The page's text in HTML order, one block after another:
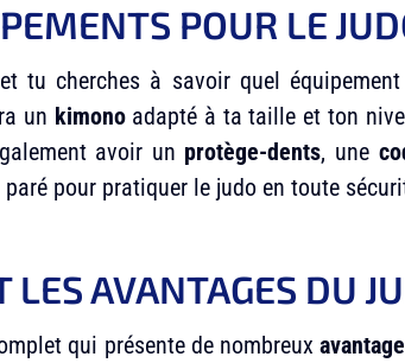
POUR LE
tu cherches à savoir quel
un kimono adapté à ta taille et ton
avoir un protège-dents, une
pour pratiquer le judo en toute
LES AVANTAGES DU
qui présente de nombreux